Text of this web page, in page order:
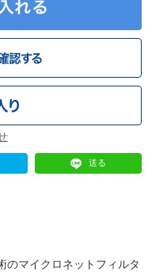
送る
のマイクロネットフィルタ